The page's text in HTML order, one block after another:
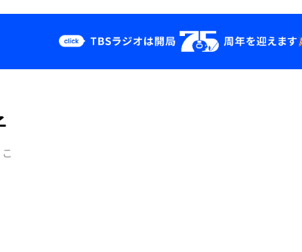
らせ